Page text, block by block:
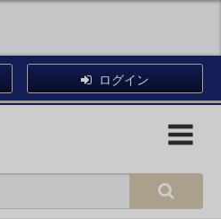
ログイン